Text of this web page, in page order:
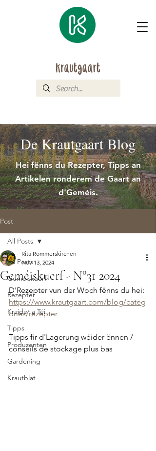
De Krautgaart Blog
Hei fënns du Rezepter, Tipps an
Artikelen ronderem de Gaart an
d'Geméis.
Post
All Posts
Geméiskuerf
Rezepter
Kraider a Téi
Tipps
Produzenten
Gardening
Krautblat
All Posts
Geméiskuerf - N°31 2024
Rita Rommerskirchen
Nov 13, 2024
D'Rezepter vun der Woch fënns du hei:
https://www.krautgaart.com/blog/categ
ories/rezepter
Tipps fir d'Lagerung wéider ënnen /
conseils de stockage plus bas